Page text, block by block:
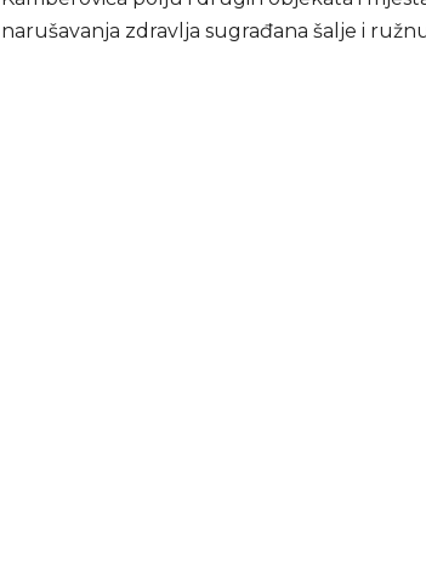
narušavanja zdravlja sugrađana šalje i